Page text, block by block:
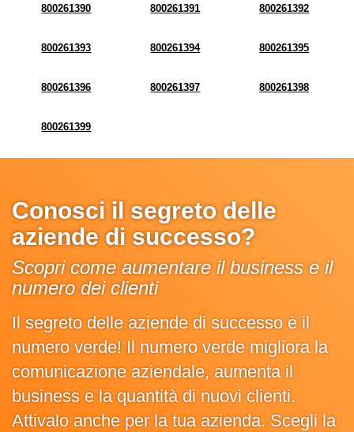
800261390 800261391 800261392
800261393 800261394 800261395
800261396 800261397 800261398
800261399
Conosci il segreto delle
aziende di successo?
Scopri come aumentare il business e il
numero dei clienti
Il segreto delle aziende di successo è il
numero verde! Il numero verde migliora la
comunicazione aziendale, aumenta il
business e la quantità di nuovi clienti.
Attivalo anche per la tua azienda. Scegli la